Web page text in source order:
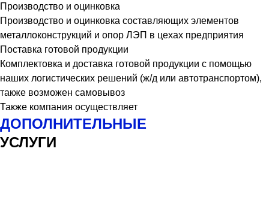
Производство и оцинковка
Производство и оцинковка составляющих элементов
металлоконструкций и опор ЛЭП в цехах предприятия
Поставка готовой продукции
Комплектовка и доставка готовой продукции с помощью
наших логистических решений (ж/д или автотранспортом),
также возможен самовывоз
Также компания осуществляет
ДОПОЛНИТЕЛЬНЫЕ
УСЛУГИ